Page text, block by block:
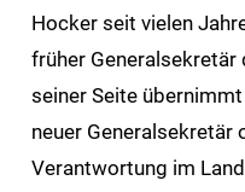
Hocker seit vielen
früher Generalsekretär
seiner Seite
neuer Generalsekretär
Verantwortung im